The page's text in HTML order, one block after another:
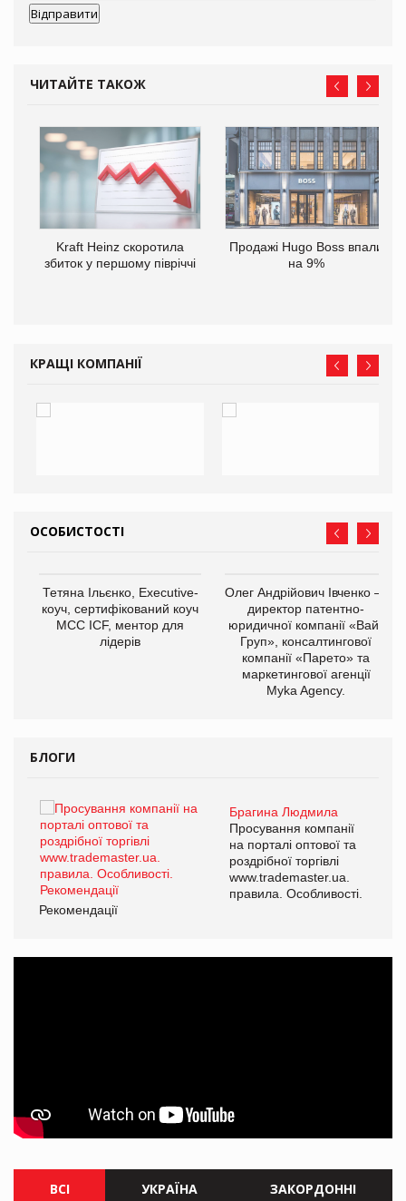
ЧИТАЙТЕ ТАКОЖ
Kraft Heinz скоротила
збиток у першому півріччі
Продажі Hugo Boss впали
на 9%
КРАЩІ КОМПАНІЇ
ОСОБИСТОСТІ
Тетяна Ільєнко, Executive-
коуч, сертифікований коуч
МСС ICF, ментор для
лідерів
Олег Андрійович Івченко —
директор патентно-
юридичної компанії «Вайз
Груп», консалтингової
компанії «Парето» та
маркетингової агенції
Myka Agency.
БЛОГИ
Брагина Людмила
Просування компанії
на порталі оптової та
роздрібної торгівлі
www.trademaster.ua.
правила. Особливості.
Рекомендації
ВСІ УКРАЇНА ЗАКОРДОННІ